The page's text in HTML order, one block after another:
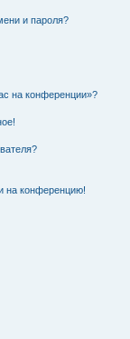
и пароля?
на конференции»?
на конференцию!